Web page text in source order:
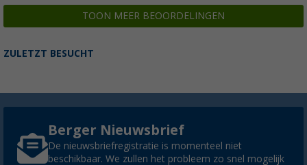
TOON MEER BEOORDELINGEN
ZULETZT BESUCHT
Berger Nieuwsbrief
De nieuwsbriefregistratie is momenteel niet
beschikbaar. We zullen het probleem zo snel mogelijk